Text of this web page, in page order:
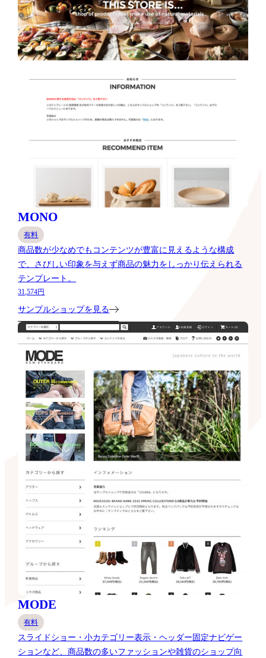
MONO
有料
商品数が少なめでもコンテンツが豊富に見えるような構成
で、さびしい印象を与えず商品の魅力をしっかり伝えられる
テンプレート。
31,574円
サンプルショップを見る
MODE
有料
スライドショー・小カテゴリー表示・ヘッダー固定ナビゲー
ションなど、商品数の多いファッションや雑貨のショップ向